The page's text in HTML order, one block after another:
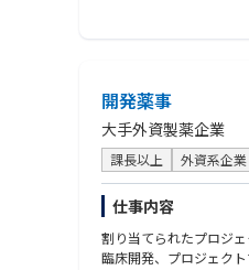
・毒劇物取扱責任者
・品質管理に関する教育
・海外品質部門とのコ
・その他状況に応じて
開発薬事
大手外資製薬企業
課長以上 外資系企業
仕事内容
割り当てられたプロジ
臨床開発、プロジェク